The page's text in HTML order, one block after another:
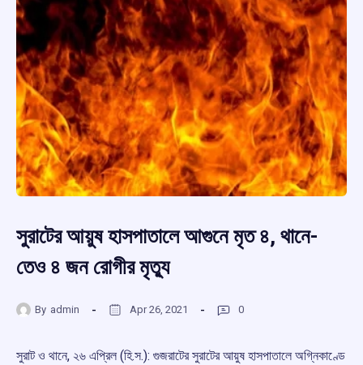
সুরাটের আয়ুষ হাসপাতালে আগুনে মৃত ৪, থানে-
তেও ৪ জন রোগীর মৃত্যু
By admin Apr 26, 2021 0
সুরাট ও থানে, ২৬ এপ্রিল (হি.স.): গুজরাটের সুরাটের আয়ুষ হাসপাতালে অগ্নিকাণ্ডে